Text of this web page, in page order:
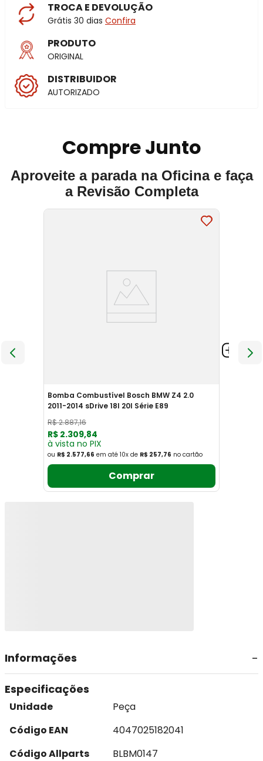
TROCA E DEVOLUÇÃO
Grátis 30 dias Confira
PRODUTO
ORIGINAL
DISTRIBUIDOR
AUTORIZADO
Compre Junto
Aproveite a parada na Oficina e faça
a Revisão Completa
Bomba Combustível Bosch BMW Z4 2.0
2011-2014 sDrive 18I 20I Série E89
R$2.887,16
R$ 2.309,84
à vista no PIX
ou R$ 2.577,66 em até 10x de R$ 257,76 no cartão
Comprar
Informações
Especificações
Unidade
Peça
Código EAN
4047025182041
Código Allparts
BLBM0147